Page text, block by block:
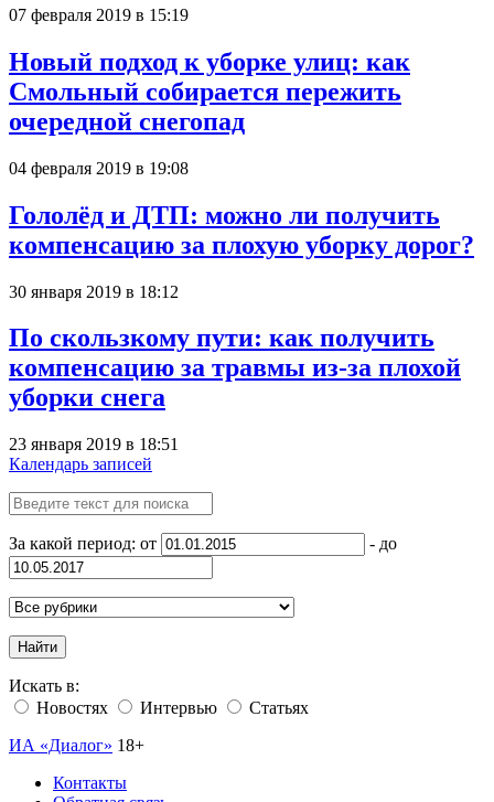
07 февраля 2019 в 15:19
Новый подход к уборке улиц: как
Смольный собирается пережить
очередной снегопад
04 февраля 2019 в 19:08
Гололёд и ДТП: можно ли получить
компенсацию за плохую уборку дорог?
30 января 2019 в 18:12
По скользкому пути: как получить
компенсацию за травмы из-за плохой
уборки снега
23 января 2019 в 18:51
Календарь записей
За какой период: от - до
Найти
Искать в:
Новостях
Интервью
Статьях
ИА «Диалог» 18+
Контакты